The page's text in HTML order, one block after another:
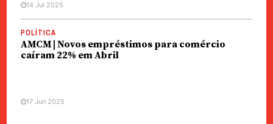
14 Jul 2025
POLÍTICA
AMCM | Novos empréstimos para comércio
caíram 22% em Abril
17 Jun 2025